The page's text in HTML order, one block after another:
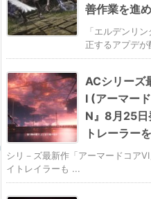
善作業を進
「エルデンリ
正するアプデが
ACシリーズ
I (アーマー
N』8月25日
トレーラー
シリ－ズ最新作「アーマードコア
イトレイラーも ...